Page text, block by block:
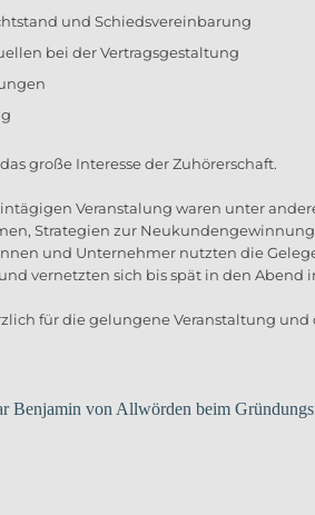
und Schiedsvereinbarung
bei der Vertragsgestaltung
große Interesse der Zuhörerschaft.
Veranstalung waren unter
Strategien zur
und Unternehmer nutzten die
vernetzten sich bis spät in den Abend
für die gelungene Veranstaltung und
Benjamin von Allwörden beim